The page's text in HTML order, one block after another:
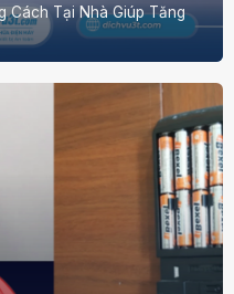
Cách Tại Nhà Giúp Tăng